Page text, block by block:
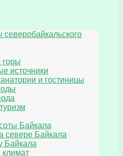
горы
источники
и гостиницы
Байкала
севере Байкала
Байкала
климат